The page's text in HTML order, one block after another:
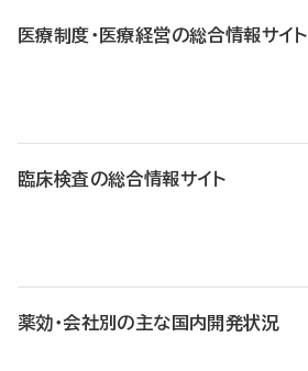
医療制度・医療経営の総合情報サイト
臨床検査の総合情報サイト
薬効・会社別の主な国内開発状況